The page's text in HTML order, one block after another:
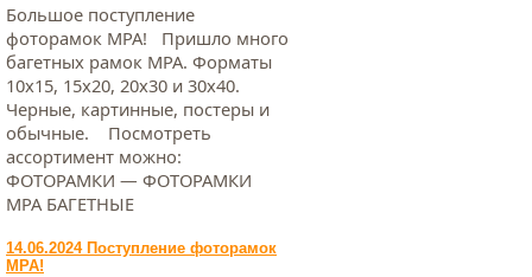
Большое поступление
фоторамок МРА! Пришло много
багетных рамок МРА. Форматы
10х15, 15х20, 20х30 и 30х40.
Черные, картинные, постеры и
обычные. Посмотреть
ассортимент можно:
ФОТОРАМКИ — ФОТОРАМКИ
МРА БАГЕТНЫЕ
14.06.2024 Поступление фоторамок
МРА!